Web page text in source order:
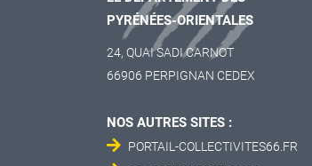
PYRÉNÉES-ORIENTALES
24, QUAI SADI CARNOT
66906 PERPIGNAN CEDEX
NOS AUTRES SITES :
PORTAIL-COLLECTIVITES66.FR